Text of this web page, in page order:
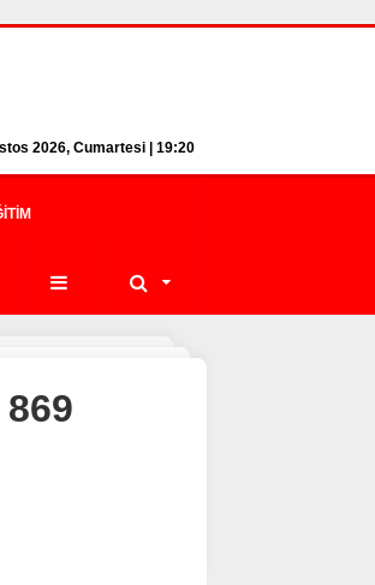
2026, Cumartesi | 19:20